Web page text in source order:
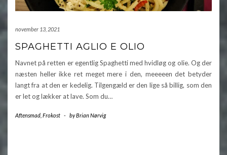
november 13, 2021
SPAGHETTI AGLIO E OLIO
Navnet på retten er egentlig Spaghetti med hvidløg og olie. Og der
næsten heller ikke ret meget mere i den, meeeeen det betyder
langt fra at den er kedelig. Tilgengæld er den lige så billig, som den
er let og lækker at lave. Som du…
Aftensmad Frokost - byBrian Nørvig